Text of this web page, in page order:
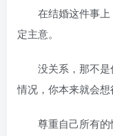
在结婚这件事上
定主意。
没关系，那不是
情况，你本来就会想
尊重自己所有的